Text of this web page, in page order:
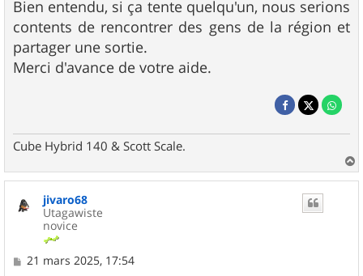
Bien entendu, si ça tente quelqu'un, nous serions
contents de rencontrer des gens de la région et
partager une sortie.
Merci d'avance de votre aide.
Cube Hybrid 140 & Scott Scale.
a
u
jivaro68
Utagawiste
novice
M
21 mars 2025, 17:54